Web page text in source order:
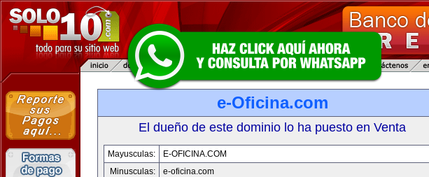
e-Oficina.com
El dueño de este dominio lo ha puesto en Venta
Mayusculas:
E-OFICINA.COM
Minusculas:
e-oficina.com